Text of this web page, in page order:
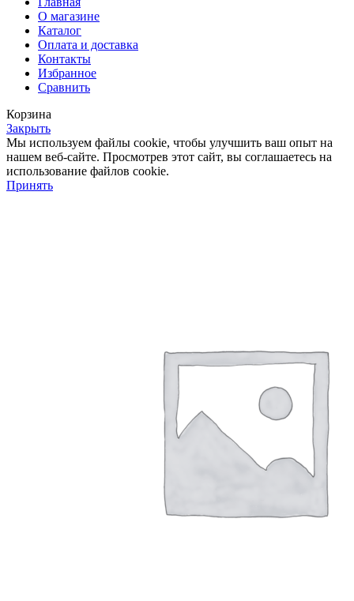
О магазине
Каталог
Оплата и доставка
Контакты
Избранное
Сравнить
Корзина
Закрыть
Мы используем файлы cookie, чтобы улучшить ваш опыт на
нашем веб-сайте. Просмотрев этот сайт, вы соглашаетесь на
использование файлов cookie.
Принять